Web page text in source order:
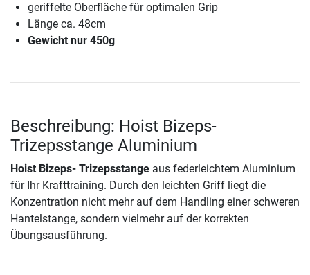
geriffelte Oberfläche für optimalen Grip
Länge ca. 48cm
Gewicht nur 450g
Beschreibung: Hoist Bizeps-
Trizepsstange Aluminium
Hoist Bizeps- Trizepsstange aus federleichtem Aluminium
für Ihr Krafttraining. Durch den leichten Griff liegt die
Konzentration nicht mehr auf dem Handling einer schweren
Hantelstange, sondern vielmehr auf der korrekten
Übungsausführung.